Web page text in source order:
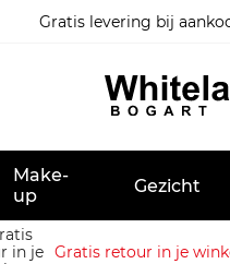
Gratis levering bij
Make-
up
Gezicht
Gratis retour in je